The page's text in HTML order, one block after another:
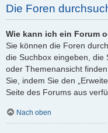
Die Foren
Wie kann ich ein Forum
Sie können die Foren
die Suchbox eingeben, die
oder Themenansicht
Sie, indem Sie den
Seite des Forums aus
Nach oben